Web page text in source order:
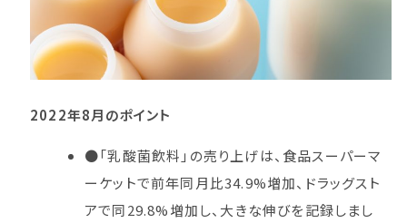
2022年8月のポイント
●「乳酸菌飲料」の売り上げは、食品スーパーマ
ーケットで前年同月比34.9%増加、ドラッグスト
アで同29.8%増加し、大きな伸びを記録しまし